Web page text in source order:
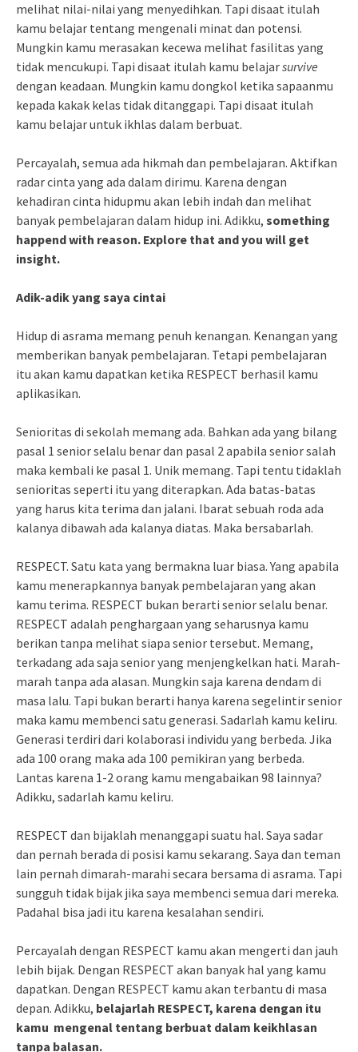
melihat nilai-nilai yang menyedihkan. Tapi disaat itulah
kamu belajar tentang mengenali minat dan potensi.
Mungkin kamu merasakan kecewa melihat fasilitas yang
tidak mencukupi. Tapi disaat itulah kamu belajarsurvive
dengan keadaan. Mungkin kamu dongkol ketika sapaanmu
kepada kakak kelas tidak ditanggapi. Tapi disaat itulah
kamu belajar untuk ikhlas dalam berbuat.
Percayalah, semua ada hikmah dan pembelajaran. Aktifkan
radar cinta yang ada dalam dirimu. Karena dengan
kehadiran cinta hidupmu akan lebih indah dan melihat
banyak pembelajaran dalam hidup ini. Adikku, something
happend with reason. Explore that and you will get
insight.
Adik-adik yang saya cintai
Hidup di asrama memang penuh kenangan. Kenangan yang
memberikan banyak pembelajaran. Tetapi pembelajaran
itu akan kamu dapatkan ketika RESPECT berhasil kamu
aplikasikan.
Senioritas di sekolah memang ada. Bahkan ada yang bilang
pasal 1 senior selalu benar dan pasal 2 apabila senior salah
maka kembali ke pasal 1. Unik memang. Tapi tentu tidaklah
senioritas seperti itu yang diterapkan. Ada batas-batas
yang harus kita terima dan jalani. Ibarat sebuah roda ada
kalanya dibawah ada kalanya diatas. Maka bersabarlah.
RESPECT. Satu kata yang bermakna luar biasa. Yang apabila
kamu menerapkannya banyak pembelajaran yang akan
kamu terima. RESPECT bukan berarti senior selalu benar.
RESPECT adalah penghargaan yang seharusnya kamu
berikan tanpa melihat siapa senior tersebut. Memang,
terkadang ada saja senior yang menjengkelkan hati. Marah-
marah tanpa ada alasan. Mungkin saja karena dendam di
masa lalu. Tapi bukan berarti hanya karena segelintir senior
maka kamu membenci satu generasi. Sadarlah kamu keliru.
Generasi terdiri dari kolaborasi individu yang berbeda. Jika
ada 100 orang maka ada 100 pemikiran yang berbeda.
Lantas karena 1-2 orang kamu mengabaikan 98 lainnya?
Adikku, sadarlah kamu keliru.
RESPECT dan bijaklah menanggapi suatu hal. Saya sadar
dan pernah berada di posisi kamu sekarang. Saya dan teman
lain pernah dimarah-marahi secara bersama di asrama. Tapi
sungguh tidak bijak jika saya membenci semua dari mereka.
Padahal bisa jadi itu karena kesalahan sendiri.
Percayalah dengan RESPECT kamu akan mengerti dan jauh
lebih bijak. Dengan RESPECT akan banyak hal yang kamu
dapatkan. Dengan RESPECT kamu akan terbantu di masa
depan. Adikku, belajarlah RESPECT, karena dengan itu
kamu mengenal tentang berbuat dalam keikhlasan
tanpa balasan.